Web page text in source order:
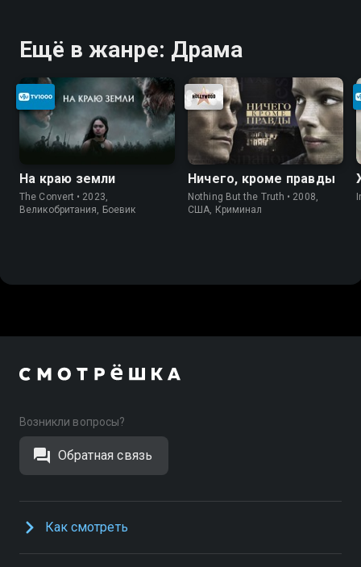
Ещё в жанре: Драма
На краю земли
The Convert • 2023,
Великобритания, Боевик
Ничего, кроме правды
Nothing But the Truth • 2008,
США, Криминал
Возникли вопросы?
Обратная связь
Как смотреть